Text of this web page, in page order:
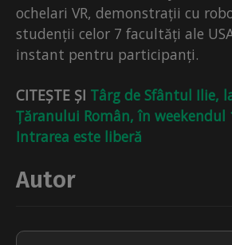
ochelari VR, demonstrații cu
studenții celor 7 facultăți ale
instant pentru participanți.
CITEȘTE ȘI Târg de Sfântul Ilie,
Țăranului Român, în weekendul
Intrarea este liberă
Autor